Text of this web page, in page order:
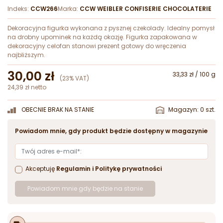
Indeks: CCW266Marka: CCW WEIBLER CONFISERIE CHOCOLATERIE
Dekoracyjna figurka wykonana z pysznej czekolady. Idealny pomysł
na drobny upominek na każdą okazję. Figurka zapakowana w
dekoracyjny celofan stanowi prezent gotowy do wręczenia
najbliższym.
30,00 zł (23% VAT)
33,33 zł / 100 g
24,39 zł netto
OBECNIE BRAK NA STANIE Magazyn: 0 szt.
Powiadom mnie, gdy produkt będzie dostępny w magazynie
Akceptuję Regulamin i Politykę prywatności
Powiadom mnie gdy będzie na stanie